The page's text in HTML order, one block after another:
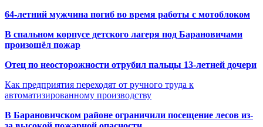
64-летний мужчина погиб во время работы с мотоблоком
В спальном корпусе детского лагеря под Барановичами
произошёл пожар
Отец по неосторожности отрубил пальцы 13-летней дочери
Как предприятия переходят от ручного труда к
автоматизированному производству
В Барановичском районе ограничили посещение лесов из-